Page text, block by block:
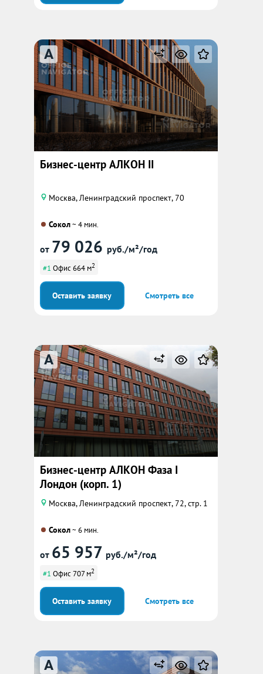
A
Бизнес-центр АЛКОН II
Москва, Ленинградский проспект, 70
Сокол~ 4 мин.
от 79 026 руб./м²/год
#1 Офис 664 м2
Оставить заявку Смотреть все
A
Бизнес-центр АЛКОН Фаза I
Лондон (корп. 1)
Москва, Ленинградский проспект, 72, стр. 1
Сокол~ 6 мин.
от 65 957 руб./м²/год
#1 Офис 707 м2
Оставить заявку Смотреть все
A